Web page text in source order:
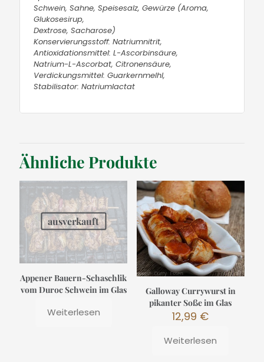
Schwein, Sahne, Speisesalz, Gewürze (Aroma,
Glukosesirup,
Dextrose, Sacharose)
Konservierungsstoff: Natriumnitrit,
Antioxidationsmittel: L-Ascorbinsäure,
Natrium-L-Ascorbat, Citronensäure,
Verdickungsmittel: Guarkernmelhl,
Stabilisator: Natriumlactat
Ähnliche Produkte
ausverkauft
Appener Bauern-Schaschlik
vom Duroc Schwein im Glas
Weiterlesen
Galloway Currywurst in
pikanter Soße im Glas
12,99 €
Weiterlesen